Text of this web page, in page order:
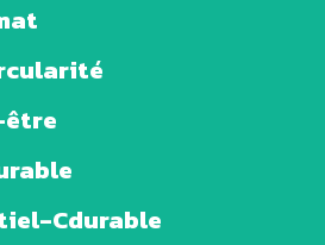
être
Cdurable